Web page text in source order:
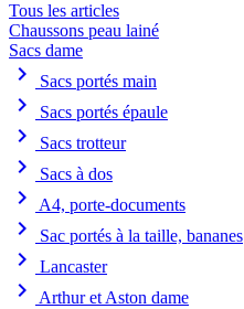
Tous les articles
Chaussons peau lainé
Sacs dame
chevron_right Sacs portés main
chevron_right Sacs portés épaule
chevron_right Sacs trotteur
chevron_right Sacs à dos
chevron_right A4, porte-documents
chevron_right Sac portés à la taille, bananes
chevron_right Lancaster
chevron_right Arthur et Aston dame